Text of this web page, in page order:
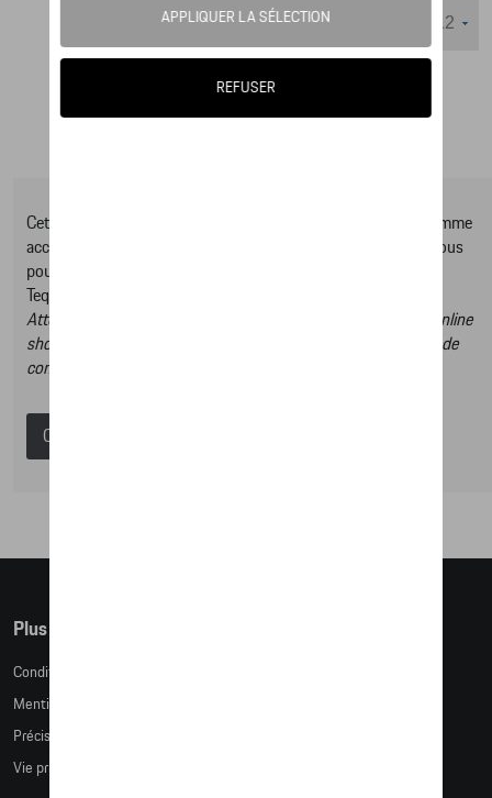
Nombre d'éléments affichés :
Cet online shop vous présente une sélection d’articles de la gamme
accessoires Tequipment, pour découvrir la gamme complète vous
pouvez consulter notre Moteur de recherche d’accessoires
Tequipment.
Attention, en cliquant sur le lien du catalogue vous sortez du online
shop et dans ce catalogue vous n’aurez donc pas la possibilité de
commander des articles en ligne.
Catalogue Porsche
Plus d'informations
Conditions de vente
Mentions légales
Précision des tailles
Vie privée